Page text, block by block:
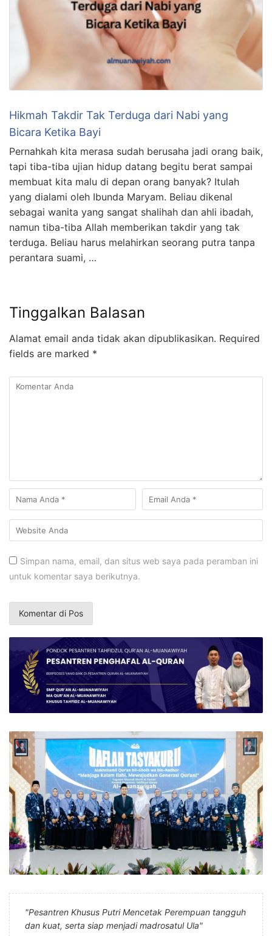
Hikmah Takdir Tak Terduga dari Nabi yang
Bicara Ketika Bayi
Pernahkah kita merasa sudah berusaha jadi orang baik,
tapi tiba-tiba ujian hidup datang begitu berat sampai
membuat kita malu di depan orang banyak? Itulah
yang dialami oleh Ibunda Maryam. Beliau dikenal
sebagai wanita yang sangat shalihah dan ahli ibadah,
namun tiba-tiba Allah memberikan takdir yang tak
terduga. Beliau harus melahirkan seorang putra tanpa
perantara suami, …
Tinggalkan Balasan
Alamat email anda tidak akan dipublikasikan. Required
fields are marked *
Simpan nama, email, dan situs web saya pada peramban ini
untuk komentar saya berikutnya.
"Pesantren Khusus Putri Mencetak Perempuan tangguh
dan kuat, serta siap menjadi madrosatul Ula"